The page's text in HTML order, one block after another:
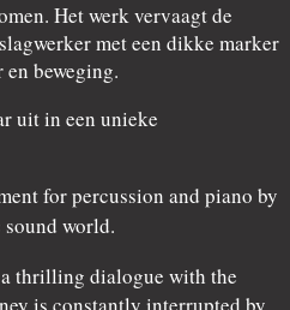
Het werk vervaagt de
met een dikke marker
beweging.
uit in een unieke
for percussion and piano by
world.
a thrilling dialogue with the